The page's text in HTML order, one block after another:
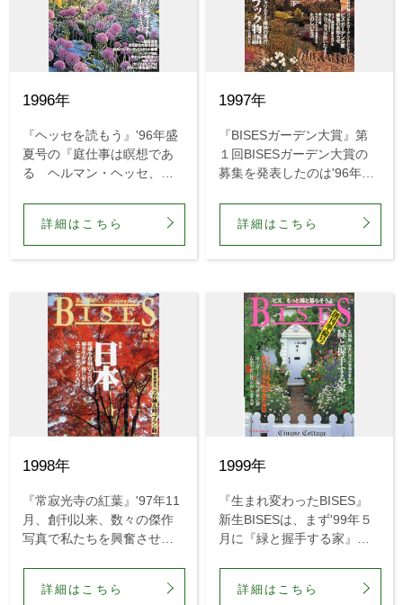
1996年
『ヘッセを読もう』'96年盛
夏号の『庭仕事は瞑想であ
る ヘルマン・ヘッセ、も
訳）というヘッセのエッセ
イ集を出版しようとしてい
詳細はこちら
1997年
『BISESガーデン大賞』第
１回BISESガーデン大賞の
募集を発表したのは'96年冬
れも水準が高く、グランプ
リを選ぶのに苦労しまし
詳細はこちら
1998年
『常寂光寺の紅葉』'97年11
月、創刊以来、数々の傑作
写真で私たちを興奮させて
た。「日本の庭を撮りた
詳細はこちら
1999年
『生まれ変わったBISES』
新生BISESは、まず'99年５
月に『緑と握手する家』と
ラリストの生活誌として発
詳細はこちら